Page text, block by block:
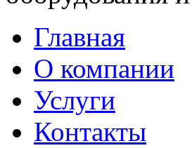
Главная
О компании
Услуги
Контакты